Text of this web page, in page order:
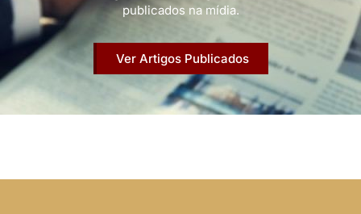
publicados na mídia.
Ver Artigos Publicados